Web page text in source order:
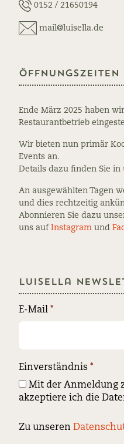
´olio-
in
0152 / 21650194
mail@luisella.de
Öffnungszeiten
Ende März 2025 haben
Restaurantbetrieb
Wir bieten nun primär
Events an.
Details dazu finden Sie in
An ausgewählten Tagen
und dies rechtzeitig
Abonnieren Sie dazu
uns auf Instagram und
Luisella
E-Mail *
Einverständnis *
Mit der Anmeldung
akzeptiere ich die
Zu unseren